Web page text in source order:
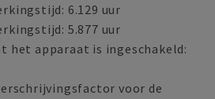
6.129 uur
5.877 uur
het apparaat is ingeschakeld:
voor de